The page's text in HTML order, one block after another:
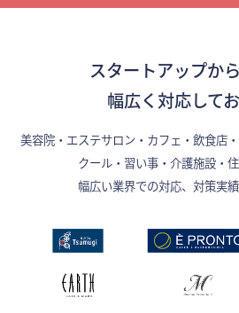
スタートアップか
幅広く対応して
美容院・エステサロン・カフェ・飲食店
クール・習い事・介護施設・
幅広い業界での対応、対策実績